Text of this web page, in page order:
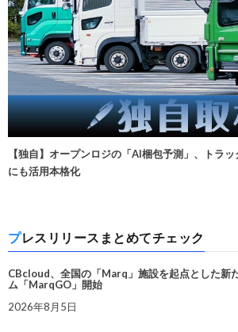
【独自】オープンロジの「AI梱包予測」、トラ
にも活用本格化
プレスリリースまとめてチェック
CBcloud、全国の「Marq」施設を起点とした新
ム「MarqGO」開始
2026年8月5日